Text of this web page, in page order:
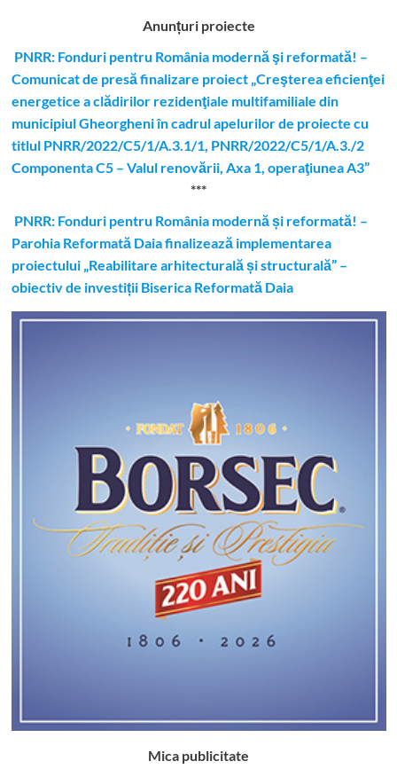
Anunțuri proiecte
PNRR: Fonduri pentru România modernă şi reformată! –
Comunicat de presă finalizare proiect „Creşterea eficienţei
energetice a clădirilor rezidenţiale multifamiliale din
municipiul Gheorgheni în cadrul apelurilor de proiecte cu
titlul PNRR/2022/C5/1/A.3.1/1, PNRR/2022/C5/1/A.3./2
Componenta C5 – Valul renovării, Axa 1, operaţiunea A3”
***
PNRR: Fonduri pentru România modernă și reformată! –
Parohia Reformată Daia finalizează implementarea
proiectului „Reabilitare arhitecturală și structurală” –
obiectiv de investiții Biserica Reformată Daia
Mica publicitate